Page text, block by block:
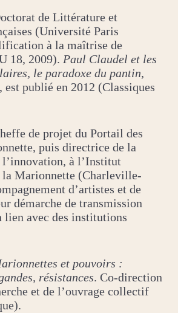
de Littérature et
(Université Paris
à la maîtrise de
18, 2009). Paul Claudel et les
le paradoxe du pantin,
est publié en 2012 (Classiques
de projet du Portail des
puis directrice de la
l’innovation, à l’Institut
Marionnette (Charleville-
d’artistes et de
démarche de transmission
lien avec des institutions
et pouvoirs :
résistances. Co-direction
et de l’ouvrage collectif